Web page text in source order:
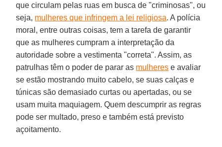
que circulam pelas ruas em busca de "criminosas", ou
seja, mulheres que infringem a lei religiosa. A polícia
moral, entre outras coisas, tem a tarefa de garantir
que as mulheres cumpram a interpretação da
autoridade sobre a vestimenta "correta". Assim, as
patrulhas têm o poder de parar as mulheres e avaliar
se estão mostrando muito cabelo, se suas calças e
túnicas são demasiado curtas ou apertadas, ou se
usam muita maquiagem. Quem descumprir as regras
pode ser multado, preso e também está previsto
açoitamento.